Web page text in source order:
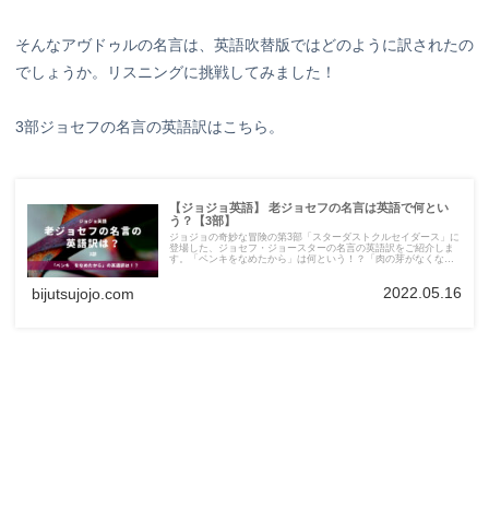
そんなアヴドゥルの名言は、英語吹替版ではどのように訳されたの
でしょうか。リスニングに挑戦してみました！
3部ジョセフの名言の英語訳はこちら。
【ジョジョ英語】 老ジョセフの名言は英語で何とい
う？【3部】
ジョジョの奇妙な冒険の第3部「スターダストクルセイダース」に
登場した、ジョセフ・ジョースターの名言の英語訳をご紹介しま
す。「ベンキをなめたから」は何という！？「肉の芽がなくなっ
bijutsujojo.com 2022.05.16